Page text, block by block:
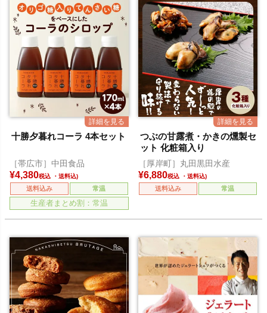
十勝夕暮れコーラ 4本セット
［帯広市］中田食品
¥4,380税込
送料込み 常温
生産者まとめ割：常温
つぶの甘露煮・かきの燻製セ
ット 化粧箱入り
［厚岸町］丸田黒田水産
¥6,880税込
送料込み 常温